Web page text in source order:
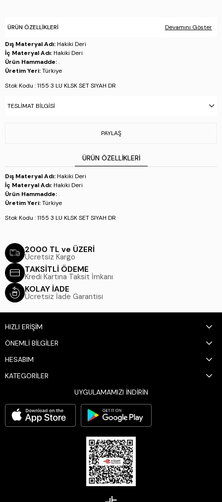
ÜRÜN ÖZELLIKLERI Devamını Göster
Dış Materyal Adı:Hakiki Deri
İç Materyal Adı:Hakiki Deri
Ürün Hammadde:.
Üretim Yeri:Türkiye
Stok Kodu : 1155 3 LU KLSK SET SIYAH DR
TESLIMAT BILGISI
PAYLAŞ
ÜRÜN ÖZELLIKLERI
Dış Materyal Adı:Hakiki Deri
İç Materyal Adı:Hakiki Deri
Ürün Hammadde:.
Üretim Yeri:Türkiye
Stok Kodu : 1155 3 LU KLSK SET SIYAH DR
2000 TL ve ÜZERİ
Ücretsiz Kargo
TAKSİTLİ ÖDEME
Kredi Kartına Taksit İmkanı
KOLAY İADE
Ücretsiz İade Garantisi
HIZLI ERİŞİM
ÖNEMLİ BİLGİLER
HESABIM
KATEGORİLER
UYGULAMAMIZI İNDİRİN